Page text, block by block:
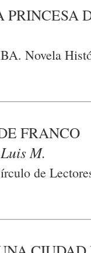
PRINCESA
Novela
FRANCO
M.
de